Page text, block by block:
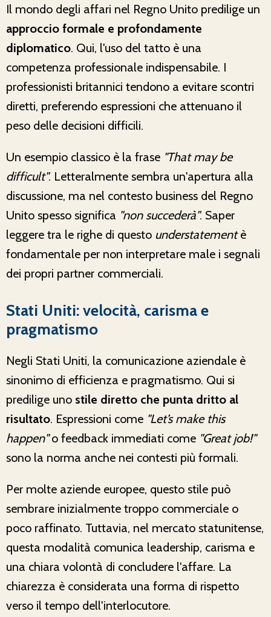
Il mondo degli affari nel Regno Unito predilige un
approccio formale e profondamente
diplomatico. Qui, l'uso del tatto è una
competenza professionale indispensabile. I
professionisti britannici tendono a evitare scontri
diretti, preferendo espressioni che attenuano il
peso delle decisioni difficili.
Un esempio classico è la frase "That may be
difficult". Letteralmente sembra un'apertura alla
discussione, ma nel contesto business del Regno
Unito spesso significa "non succederà". Saper
leggere tra le righe di questo understatementè
fondamentale per non interpretare male i segnali
dei propri partner commerciali.
Stati Uniti: velocità, carisma e
pragmatismo
Negli Stati Uniti, la comunicazione aziendale è
sinonimo di efficienza e pragmatismo. Qui si
predilige uno stile diretto che punta dritto al
risultato. Espressioni come "Let’s make this
happen"o feedback immediati come "Great job!"
sono la norma anche nei contesti più formali.
Per molte aziende europee, questo stile può
sembrare inizialmente troppo commerciale o
poco raffinato. Tuttavia, nel mercato statunitense,
questa modalità comunica leadership, carisma e
una chiara volontà di concludere l'affare. La
chiarezza è considerata una forma di rispetto
verso il tempo dell'interlocutore.